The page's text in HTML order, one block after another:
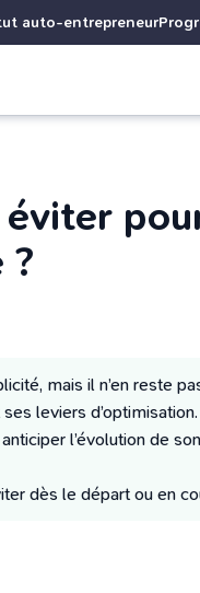
auto-entrepreneur
?
mais il n’en reste
leviers d’optimisation.
l’évolution de
dès le départ ou en